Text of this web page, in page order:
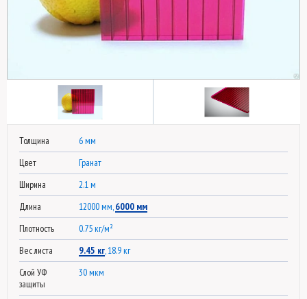
Толщина
6 мм
Цвет
Гранат
Ширина
2.1 м
Длина
12000 мм,6000 мм
Плотность
0.75 кг/м²
Вес листа
9.45 кг, 18.9 кг
Слой УФ
защиты
30 мкм